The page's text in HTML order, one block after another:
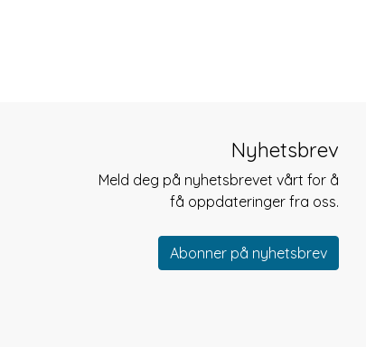
Nyhetsbrev
Meld deg på nyhetsbrevet vårt for å
få oppdateringer fra oss.
Abonner på nyhetsbrev